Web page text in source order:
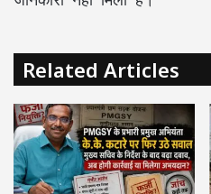
Related Articles